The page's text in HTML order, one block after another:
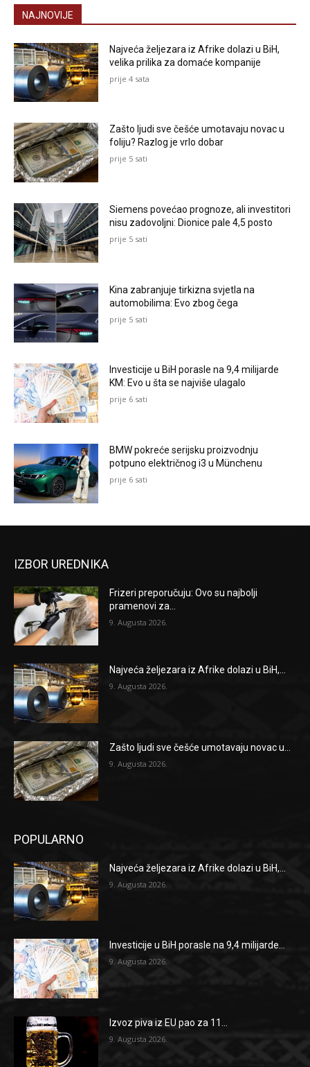
NAJNOVIJE
Najveća željezara iz Afrike dolazi u BiH,
velika prilika za domaće kompanije
prije 4 sata
Zašto ljudi sve češće umotavaju novac u
foliju? Razlog je vrlo dobar
prije 5 sati
Siemens povećao prognoze, ali investitori
nisu zadovoljni: Dionice pale 4,5 posto
prije 5 sati
Kina zabranjuje tirkizna svjetla na
automobilima: Evo zbog čega
prije 5 sati
Investicije u BiH porasle na 9,4 milijarde
KM: Evo u šta se najviše ulagalo
prije 6 sati
BMW pokreće serijsku proizvodnju
potpuno električnog i3 u Münchenu
prije 6 sati
IZBOR UREDNIKA
Frizeri preporučuju: Ovo su najbolji
pramenovi za...
9. Augusta 2026.
Najveća željezara iz Afrike dolazi u BiH,...
9. Augusta 2026.
Zašto ljudi sve češće umotavaju novac u...
9. Augusta 2026.
POPULARNO
Najveća željezara iz Afrike dolazi u BiH,...
9. Augusta 2026.
Investicije u BiH porasle na 9,4 milijarde...
9. Augusta 2026.
Izvoz piva iz EU pao za 11...
9. Augusta 2026.